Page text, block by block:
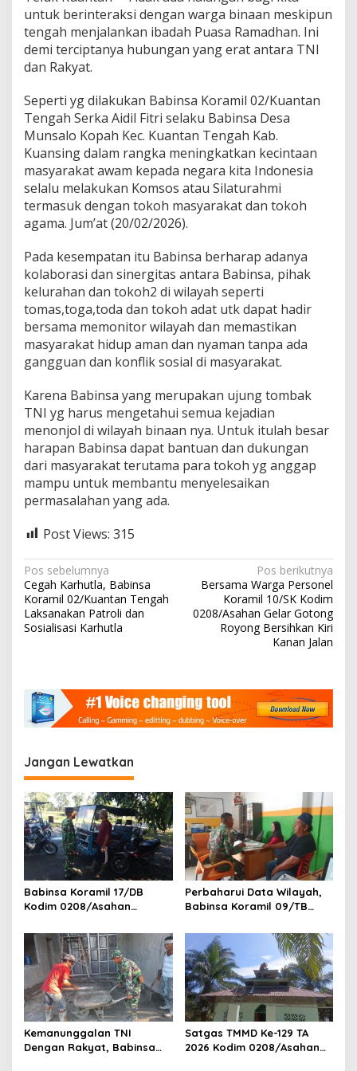
K
o
r
a
l
0
2
/
K
T
M
e
l
a
s
n
a
k
a
n
K
o
s
o
s
d
e
n
g
a
o
a
d
a
n
T
d
i
W
a
y
a
h
B
i
n
a
n
untuk berinteraksi dengan warga binaan meskipun
tengah menjalankan ibadah Puasa Ramadhan. Ini
demi terciptanya hubungan yang erat antara TNI
dan Rakyat.
Seperti yg dilakukan Babinsa Koramil 02/Kuantan
Tengah Serka Aidil Fitri selaku Babinsa Desa
Munsalo Kopah Kec. Kuantan Tengah Kab.
Kuansing dalam rangka meningkatkan kecintaan
masyarakat awam kepada negara kita Indonesia
selalu melakukan Komsos atau Silaturahmi
termasuk dengan tokoh masyarakat dan tokoh
agama. Jum’at (20/02/2026).
Pada kesempatan itu Babinsa berharap adanya
kolaborasi dan sinergitas antara Babinsa, pihak
kelurahan dan tokoh2 di wilayah seperti
tomas,toga,toda dan tokoh adat utk dapat hadir
bersama memonitor wilayah dan memastikan
masyarakat hidup aman dan nyaman tanpa ada
gangguan dan konflik sosial di masyarakat.
Karena Babinsa yang merupakan ujung tombak
TNI yg harus mengetahui semua kejadian
menonjol di wilayah binaan nya. Untuk itulah besar
harapan Babinsa dapat bantuan dan dukungan
dari masyarakat terutama para tokoh yg anggap
mampu untuk membantu menyelesaikan
permasalahan yang ada.
Post Views: 315
N
a
v
a
s
i
p
o
s
Pos sebelumnya
Cegah Karhutla, Babinsa
Koramil 02/Kuantan Tengah
Laksanakan Patroli dan
Sosialisasi Karhutla
Pos berikutnya
Bersama Warga Personel
Koramil 10/SK Kodim
0208/Asahan Gelar Gotong
Royong Bersihkan Kiri
Kanan Jalan
Jangan Lewatkan
Babinsa Koramil 17/DB
Kodim 0208/Asahan
Bersama Dengan Abang
Becak
Perbaharui Data Wilayah,
Babinsa Koramil 09/TB
Pul Data Ter Di Kantor
Kelurahan
Kemanunggalan TNI
Dengan Rakyat, Babinsa
Satgas TMMD Ke-129 TA
2026 Kodim 0208/Asahan